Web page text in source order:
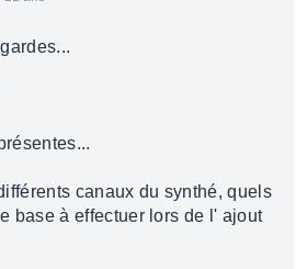
canaux du synthé, quels
base à effectuer lors de l' ajout